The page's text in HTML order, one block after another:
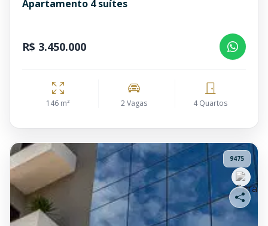
Apartamento 4 suítes
R$ 3.450.000
146 m² 2 Vagas 4 Quartos
9475